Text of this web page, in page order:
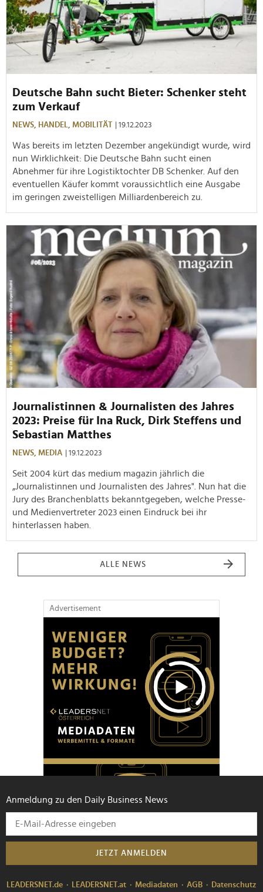
Deutsche Bahn sucht Bieter: Schenker steht
zum Verkauf
NEWS, HANDEL, MOBILITÄT | 19.12.2023
Was bereits im letzten Dezember angekündigt wurde, wird
nun Wirklichkeit: Die Deutsche Bahn sucht einen
Abnehmer für ihre Logistiktochter DB Schenker. Auf den
eventuellen Käufer kommt voraussichtlich eine Ausgabe
im geringen zweistelligen Milliardenbereich zu.
Journalistinnen & Journalisten des Jahres
2023: Preise für Ina Ruck, Dirk Steffens und
Sebastian Matthes
NEWS, MEDIA | 19.12.2023
Seit 2004 kürt das medium magazin jährlich die
„Journalistinnen und Journalisten des Jahres". Nun hat die
Jury des Branchenblatts bekanntgegeben, welche Presse-
und Medienvertreter 2023 einen Eindruck bei ihr
hinterlassen haben.
ALLE NEWS
Advertisement
Anmeldung zu den Daily Business News
JETZT ANMELDEN
LEADERSNET.de LEADERSNET.at Mediadaten AGB Datenschutz